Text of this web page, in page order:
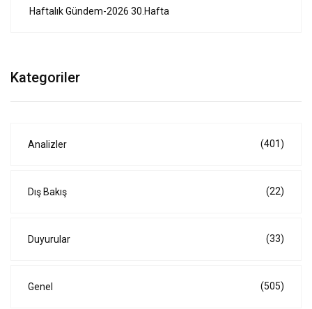
Haftalık Gündem-2026 30.Hafta
Kategoriler
Analizler (401)
Dış Bakış (22)
Duyurular (33)
Genel (505)